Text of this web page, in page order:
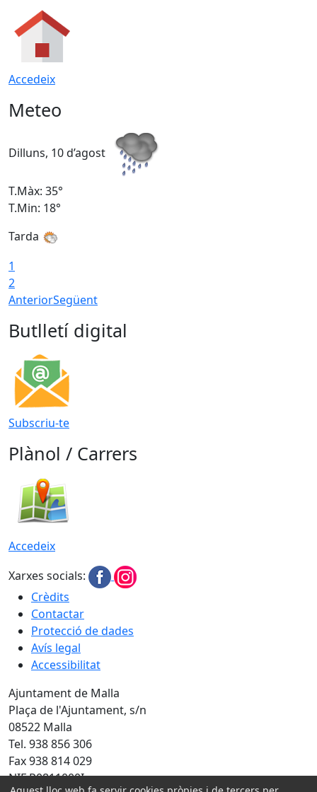
Accedeix
Meteo
Dilluns, 10 d’agost
T.Màx: 35°
T.Min: 18°
Tarda
1
2
AnteriorSegüent
Butlletí digital
Subscriu-te
Plànol / Carrers
Accedeix
Xarxes socials:
Crèdits
Contactar
Protecció de dades
Avís legal
Accessibilitat
Ajuntament de Malla
Plaça de l'Ajuntament, s/n
08522 Malla
Tel. 938 856 306
Fax 938 814 029
NIF P0811000I